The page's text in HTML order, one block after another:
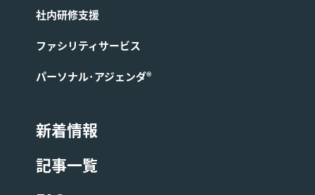
社内研修支援
ファシリティサービス
パーソナル･アジェンダ®
新着情報
記事一覧